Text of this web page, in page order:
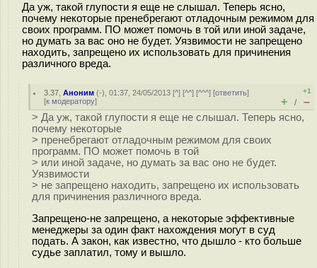
Да уж, такой глупости я еще не слышал. Теперь ясно,
почему некоторые пренебрегают отладочным режимом для
своих программ. ПО может помочь в той или иной задаче,
но думать за вас оно не будет. Уязвимости не запрещено
находить, запрещено их использовать для причинения
различного вреда.
3.37 ,Аноним (-), 01:37, 24/05/2013 [^] [^^] [^^^] [ответить]
[к модератору]
+1
+ / –
> Да уж, такой глупости я еще не слышал. Теперь ясно,
почему некоторые
> пренебрегают отладочным режимом для своих
программ. ПО может помочь в той
> или иной задаче, но думать за вас оно не будет.
Уязвимости
> не запрещено находить, запрещено их использовать
для причинения различного вреда.
Запрещено-не запрещено, а некоторые эффективные
менеджеры за один факт нахождения могут в суд
подать. А закон, как известно, что дышло - кто больше
судье заплатил, тому и вышло.